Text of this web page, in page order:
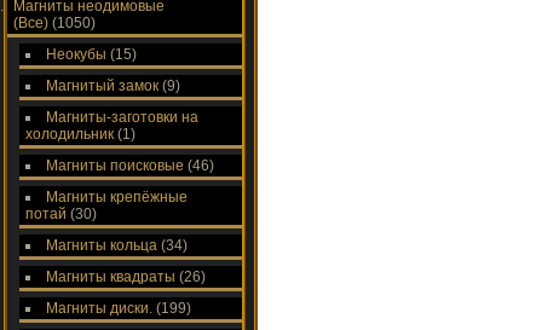
Магниты неодимовые
(Все) (1050)
Неокубы (15)
Магнитый замок (9)
Магниты-заготовки на
холодильник (1)
Магниты поисковые (46)
Магниты крепёжные
потай (30)
Магниты кольца (34)
Магниты квадраты (26)
Магниты диски. (199)